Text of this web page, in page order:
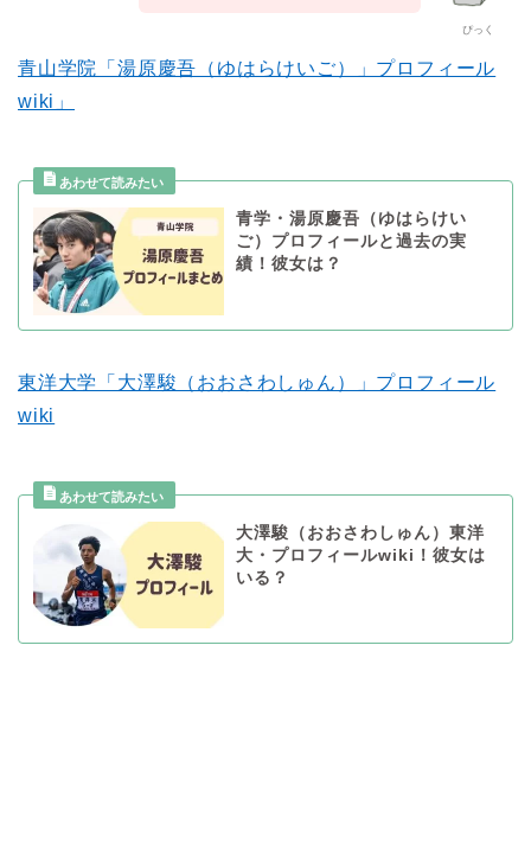
ぴっく
青山学院「湯原慶吾（ゆはらけいご）」プロフィール
wiki」
青学・湯原慶吾（ゆはらけい
ご）プロフィールと過去の実
績！彼女は？
東洋大学「大澤駿（おおさわしゅん）」プロフィール
wiki
大澤駿（おおさわしゅん）東洋
大・プロフィールwiki！彼女は
いる？